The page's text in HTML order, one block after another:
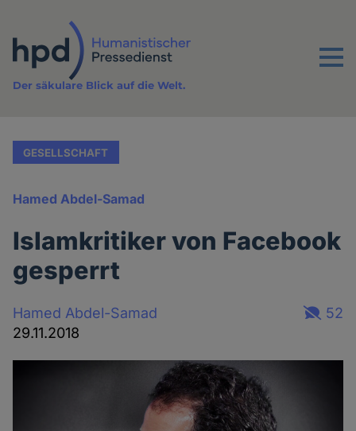
Inhalt
Menu
Der säkulare Blick auf die Welt.
GESELLSCHAFT
Hamed Abdel-Samad
Islamkritiker von Facebook
gesperrt
Hamed Abdel-Samad
29.11.2018
52